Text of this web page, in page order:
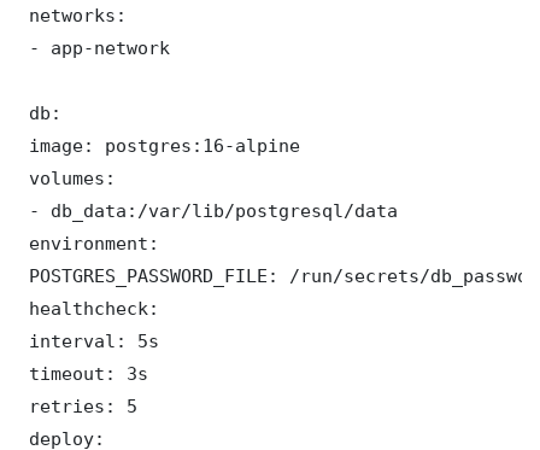
networks:
- app-network
db:
image: postgres:16-alpine
volumes:
- db_data:/var/lib/postgresql/data
environment:
POSTGRES_PASSWORD_FILE: /run/secrets/
healthcheck:
interval: 5s
timeout: 3s
retries: 5
deploy: